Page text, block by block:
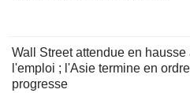
Wall Street attendue en
l'emploi ; l'Asie termine en
progresse